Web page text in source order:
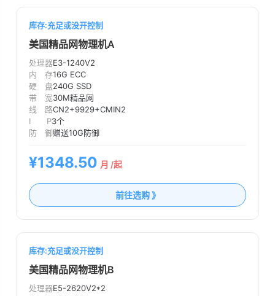
库存:充足或没开控制
美国精品网物理机A
处理器E3-1240V2
内 存16G ECC
硬 盘240G SSD
带 宽30M精品网
线 路CN2+9929+CMIN2
I P3个
防 御赠送10G防御
¥1348.50 月 /起
前往选购 》
库存:充足或没开控制
美国精品网物理机B
处理器E5-2620V2*2